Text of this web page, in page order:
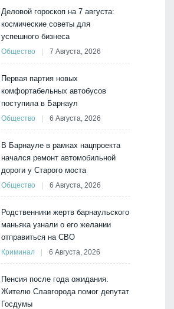
Деловой гороскоп на 7 августа:
космические советы для
успешного бизнеса
Общество 7 Августа, 2026
Первая партия новых
комфортабельных автобусов
поступила в Барнаул
Общество 6 Августа, 2026
В Барнауле в рамках нацпроекта
начался ремонт автомобильной
дороги у Старого моста
Общество 6 Августа, 2026
Родственники жертв барнаульского
маньяка узнали о его желании
отправиться на СВО
Криминал 6 Августа, 2026
Пенсия после года ожидания.
Жителю Славгорода помог депутат
Госдумы